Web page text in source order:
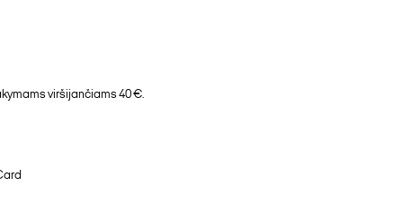
viršijančiams 40 €.